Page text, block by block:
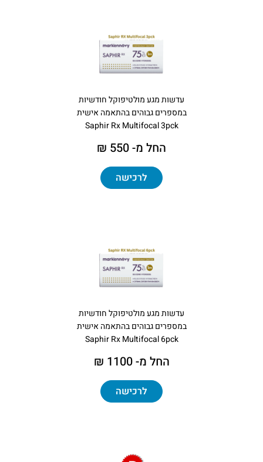
עדשות מגע מולטיפוקל חודשיות
במספרים גבוהים בהתאמה אישית
Saphir Rx Multifocal 3pck
החל מ- 550 ₪
לרכישה
עדשות מגע מולטיפוקל חודשיות
במספרים גבוהים בהתאמה אישית
Saphir Rx Multifocal 6pck
החל מ- 1100 ₪
לרכישה